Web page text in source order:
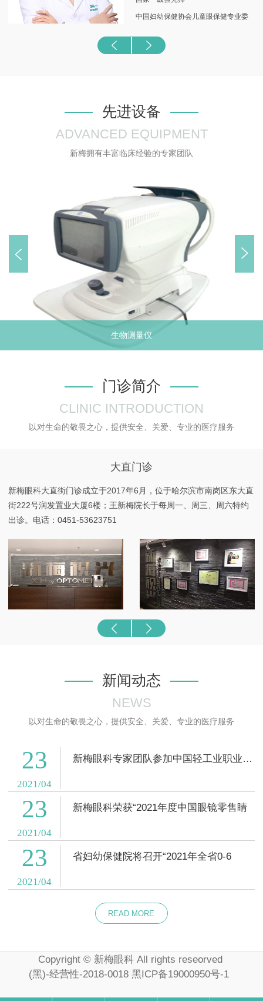
中国妇幼保健协会儿童眼保健专业委
中国非公立医疗机构协会眼科专业委
家组专家
黑龙江省医促会眼视光学与眼健康管
理分会主任委员
黑龙江省视光技术协会副秘书长
黑龙江省近视防控办公室培训部部长
哈尔滨市博士眼视光技术研究中心名
哈尔滨市博士眼视光技术研究中心学
《中国视光师杂志》副主编
先进设备
ADVANCED EQUIPMENT
新梅拥有丰富临床经验的专家团队
生物测量仪
门诊简介
CLINIC INTRODUCTION
以对生命的敬畏之心，提供安全、关爱、专业的医疗服务
大直门诊
新梅眼科大直街门诊成立于2017年6月，位于哈尔滨市南岗区东大直
街222号润发置业大厦6楼；王新梅院长于每周一、周三、周六特约
出诊。电话：0451-53623751
新闻动态
NEWS
以对生命的敬畏之心，提供安全、关爱、专业的医疗服务
23
2021/04
新梅眼科专家团队参加中国轻工业职业能力评
23
2021/04
新梅眼科荣获“2021年度中国眼镜零售睛
23
2021/04
省妇幼保健院将召开“2021年全省0-6
READ MORE
Copyright © 新梅眼科 All rights reseorved
(黑)-经营性-2018-0018 黑ICP备19000950号-1